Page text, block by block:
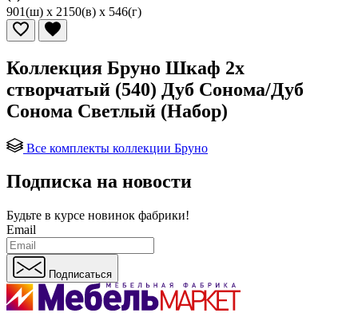
901(ш) x 2150(в) x 546(г)
Коллекция Бруно Шкаф 2х
створчатый (540) Дуб Сонома/Дуб
Сонома Светлый (Набор)
Все комплекты коллекции Бруно
Подписка на новости
Будьте в курсе новинок фабрики!
Email
Подписаться